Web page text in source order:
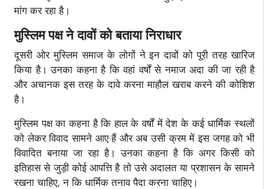
मांग कर रहा है।
मुस्लिम पक्ष ने दावों को बताया निराधार
दूसरी ओर मुस्लिम समाज के लोगों ने इन दावों को पूरी तरह खारिज
किया है। उनका कहना है कि वहां वर्षों से नमाज अदा की जा रही है
और अचानक इस तरह के दावे करना माहौल खराब करने की कोशिश
है।
मुस्लिम पक्ष का कहना है कि हाल के वर्षों में देश के कई धार्मिक स्थलों
को लेकर विवाद सामने आए हैं और अब उसी क्रम में इस जगह को भी
विवादित बनाया जा रहा है। उनका कहना है कि अगर किसी को
इतिहास से जुड़ी कोई आपत्ति है तो उसे अदालत या प्रशासन के सामने
रखना चाहिए, न कि धार्मिक तनाव पैदा करना चाहिए।